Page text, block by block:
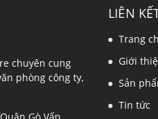
chuyên cung
phòng công ty,
Gò Vấp,
LIÊN
Trang
Giới
Sản
Tin tức